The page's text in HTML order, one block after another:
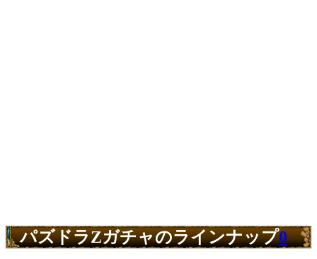
パズドラZガチャのラインナップ0